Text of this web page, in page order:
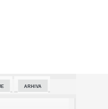
пријавила ...
ARHIVA